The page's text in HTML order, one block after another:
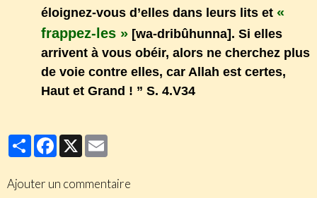
éloignez-vous d’elles dans leurs lits et «
frappez-les » [wa-dribûhunna]. Si elles
arrivent à vous obéir, alors ne cherchez plus
de voie contre elles, car Allah est certes,
Haut et Grand ! ” S. 4.V34
PartagerFacebook
X
Ajouter un commentaire